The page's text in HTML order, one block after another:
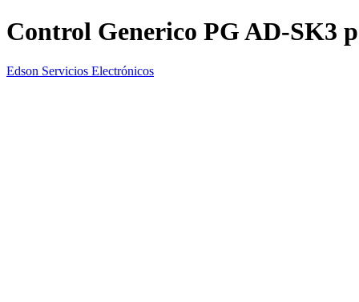
Control Generico PG AD-SK3
Edson Servicios Electrónicos